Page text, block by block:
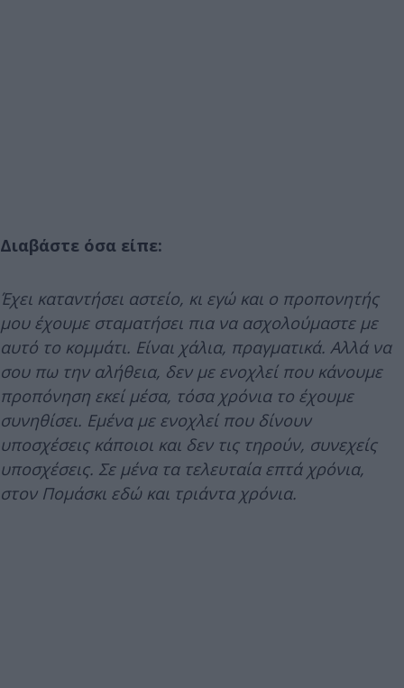
Διαβάστε όσα είπε:
Έχει καταντήσει αστείο, κι εγώ και ο προπονητής
μου έχουμε σταματήσει πια να ασχολούμαστε με
αυτό το κομμάτι. Είναι χάλια, πραγματικά. Αλλά να
σου πω την αλήθεια, δεν με ενοχλεί που κάνουμε
προπόνηση εκεί μέσα, τόσα χρόνια το έχουμε
συνηθίσει. Εμένα με ενοχλεί που δίνουν
υποσχέσεις κάποιοι και δεν τις τηρούν, συνεχείς
υποσχέσεις. Σε μένα τα τελευταία επτά χρόνια,
στον Πομάσκι εδώ και τριάντα χρόνια.